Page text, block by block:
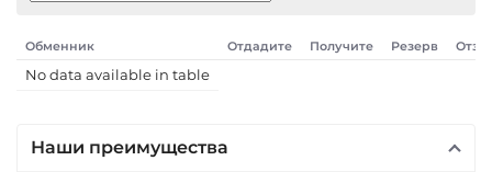
Обменник Отдадите Получите Резерв
No data available in table
Наши преимущества